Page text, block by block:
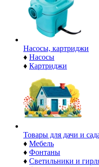
Насосы, картриджи
♦ Насосы
♦ Картриджи
Товары для дачи и
♦ Мебель
♦ Фонтаны
♦ Светильники и